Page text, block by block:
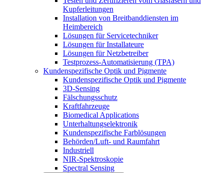
Kupferleitungen
Installation von Breitbanddiensten im
Heimbereich
Lösungen für Servicetechniker
Lösungen für Installateure
Lösungen für Netzbetreiber
Testprozess-Automatisierung (TPA)
Kundenspezifische Optik und Pigmente
Kundenspezifische Optik und Pigmente
3D-Sensing
Fälschungsschutz
Kraftfahrzeuge
Biomedical Applications
Unterhaltungselektronik
Kundenspezifische Farblösungen
Behörden/Luft- und Raumfahrt
Industriell
NIR-Spektroskopie
Spectral Sensing